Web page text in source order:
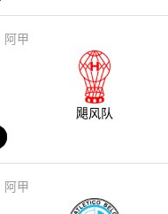
阿甲
飓风队
阿甲